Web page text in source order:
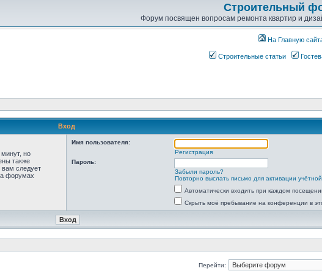
Строительный
Форум посвящен вопросам ремонта квартир и
На Главную
Строительные статьи
Вход
но
также
вам следует
форумах
Имя пользователя:
Регистрация
Пароль:
Забыли пароль?
Повторно выслать письмо для активации
Автоматически входить при каждом
Скрыть моё пребывание на конференции в
Перейти: